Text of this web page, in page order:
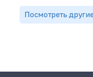
Посмотреть